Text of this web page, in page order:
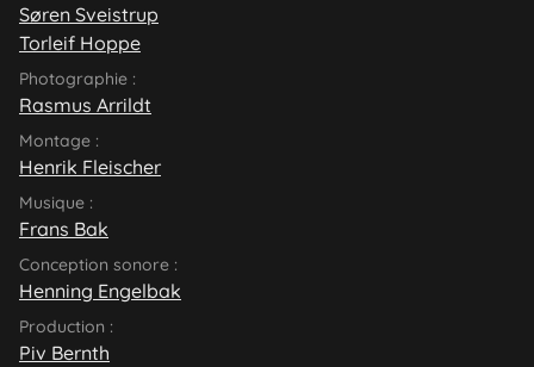
Søren Sveistrup
Torleif Hoppe
Photographie :
Rasmus Arrildt
Montage :
Henrik Fleischer
Musique :
Frans Bak
Conception sonore :
Henning Engelbak
Production :
Piv Bernth